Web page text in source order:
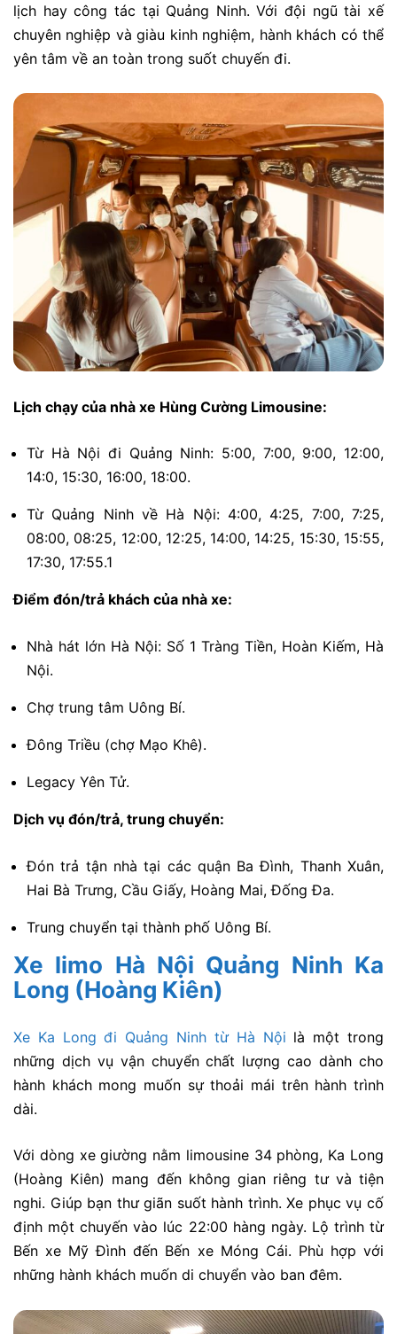
lịch hay công tác tại Quảng Ninh. Với đội ngũ tài xế
chuyên nghiệp và giàu kinh nghiệm, hành khách có thể
yên tâm về an toàn trong suốt chuyến đi.
Lịch chạy của nhà xe Hùng Cường Limousine:
Từ Hà Nội đi Quảng Ninh: 5:00, 7:00, 9:00, 12:00,
14:0, 15:30, 16:00, 18:00.
Từ Quảng Ninh về Hà Nội: 4:00, 4:25, 7:00, 7:25,
08:00, 08:25, 12:00, 12:25, 14:00, 14:25, 15:30, 15:55,
17:30, 17:55.1
Điểm đón/trả khách của nhà xe:
Nhà hát lớn Hà Nội: Số 1 Tràng Tiền, Hoàn Kiếm, Hà
Nội.
Chợ trung tâm Uông Bí.
Đông Triều (chợ Mạo Khê).
Legacy Yên Tử.
Dịch vụ đón/trả, trung chuyển:
Đón trả tận nhà tại các quận Ba Đình, Thanh Xuân,
Hai Bà Trưng, Cầu Giấy, Hoàng Mai, Đống Đa.
Trung chuyển tại thành phố Uông Bí.
Xe limo Hà Nội Quảng Ninh Ka
Long (Hoàng Kiên)
Xe Ka Long đi Quảng Ninh từ Hà Nội là một trong
những dịch vụ vận chuyển chất lượng cao dành cho
hành khách mong muốn sự thoải mái trên hành trình
dài.
Với dòng xe giường nằm limousine 34 phòng, Ka Long
(Hoàng Kiên) mang đến không gian riêng tư và tiện
nghi. Giúp bạn thư giãn suốt hành trình. Xe phục vụ cố
định một chuyến vào lúc 22:00 hàng ngày. Lộ trình từ
Bến xe Mỹ Đình đến Bến xe Móng Cái. Phù hợp với
những hành khách muốn di chuyển vào ban đêm.